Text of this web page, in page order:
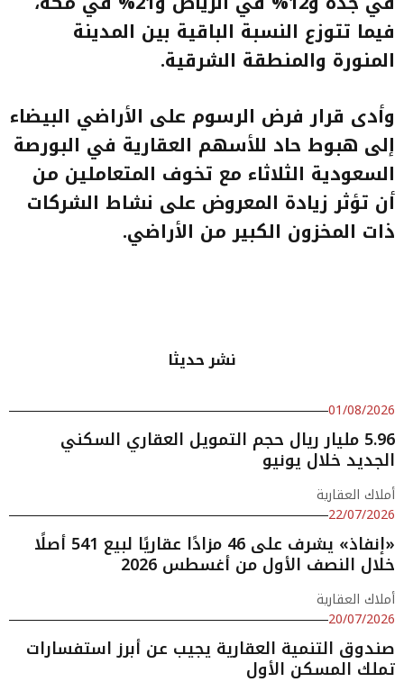
فيما تتوزع النسبة الباقية بين المدينة
المنورة والمنطقة الشرقية.
وأدى قرار فرض الرسوم على الأراضي البيضاء
إلى هبوط حاد للأسهم العقارية في البورصة
السعودية الثلاثاء مع تخوف المتعاملين من
أن تؤثر زيادة المعروض على نشاط الشركات
ذات المخزون الكبير من الأراضي.
نشر حديثا
01/08/2026
5.96 مليار ريال حجم التمويل العقاري السكني
الجديد خلال يونيو
أملاك العقارية
22/07/2026
«إنفاذ» يشرف على 46 مزادًا عقاريًا لبيع 541 أصلًا
خلال النصف الأول من أغسطس 2026
أملاك العقارية
20/07/2026
صندوق التنمية العقارية يجيب عن أبرز استفسارات
تملك المسكن الأول